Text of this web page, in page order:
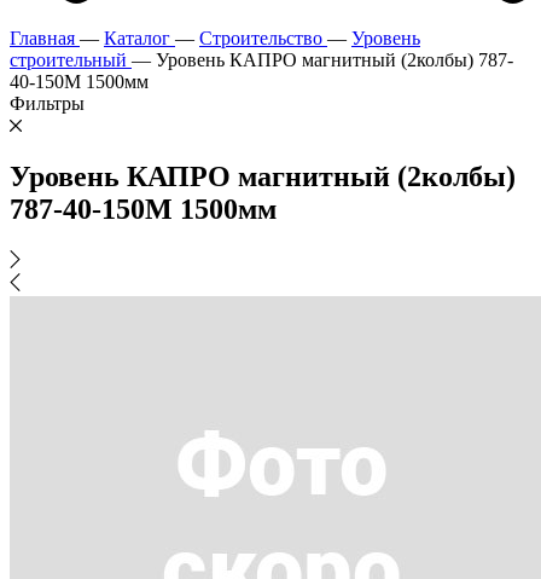
Главная — Каталог — Строительство — Уровень
строительный — Уровень КАПРО магнитный (2колбы) 787-
40-150М 1500мм
Фильтры
Уровень КАПРО магнитный (2колбы)
787-40-150М 1500мм